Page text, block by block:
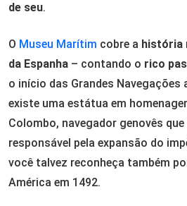
de seu.
O Museu Marítim cobre a história
da Espanha – contando o rico
o início das Grandes Navegações
existe uma estátua em
Colombo, navegador genovês
responsável pela expansão do
você talvez reconheça também
América em 1492.